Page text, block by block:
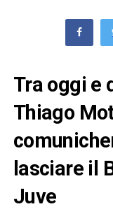
Tra oggi e
Thiago
lasciare il
Juve